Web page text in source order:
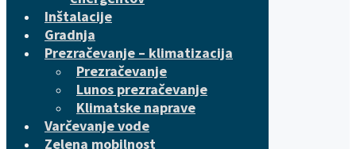
Inštalacije
Gradnja
Prezračevanje – klimatizacija
Prezračevanje
Lunos prezračevanje
Klimatske naprave
Varčevanje vode
Zelena mobilnost